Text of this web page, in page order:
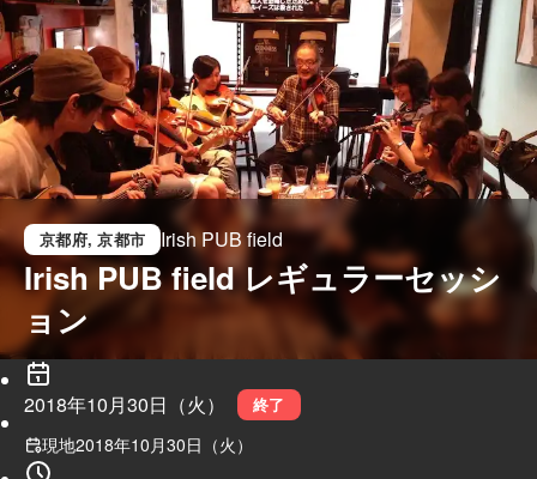
京都府, 京都市 Irish PUB field
Irish PUB field レギュラーセッシ
ョン
2018年10月30日（火） 終了
現地2018年10月30日（火）